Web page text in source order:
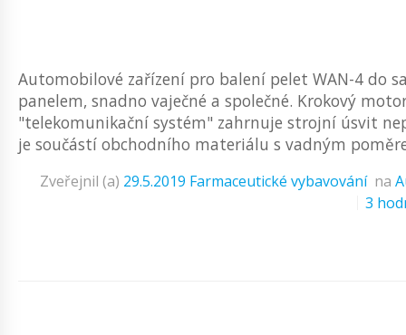
Automobilové zařízení pro balení pelet WAN-4 do
panelem, snadno vaječné a společné. Krokový
"telekomunikační systém" zahrnuje strojní úsvit
je součástí obchodního materiálu s vadným
Zveřejnil (a) 29.5.2019 Farmaceutické vybavování na
3